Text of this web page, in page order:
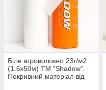
Біле агроволокно 23г/м2
(1.6х50м) ТМ "Shadow".
Покривний матеріал від